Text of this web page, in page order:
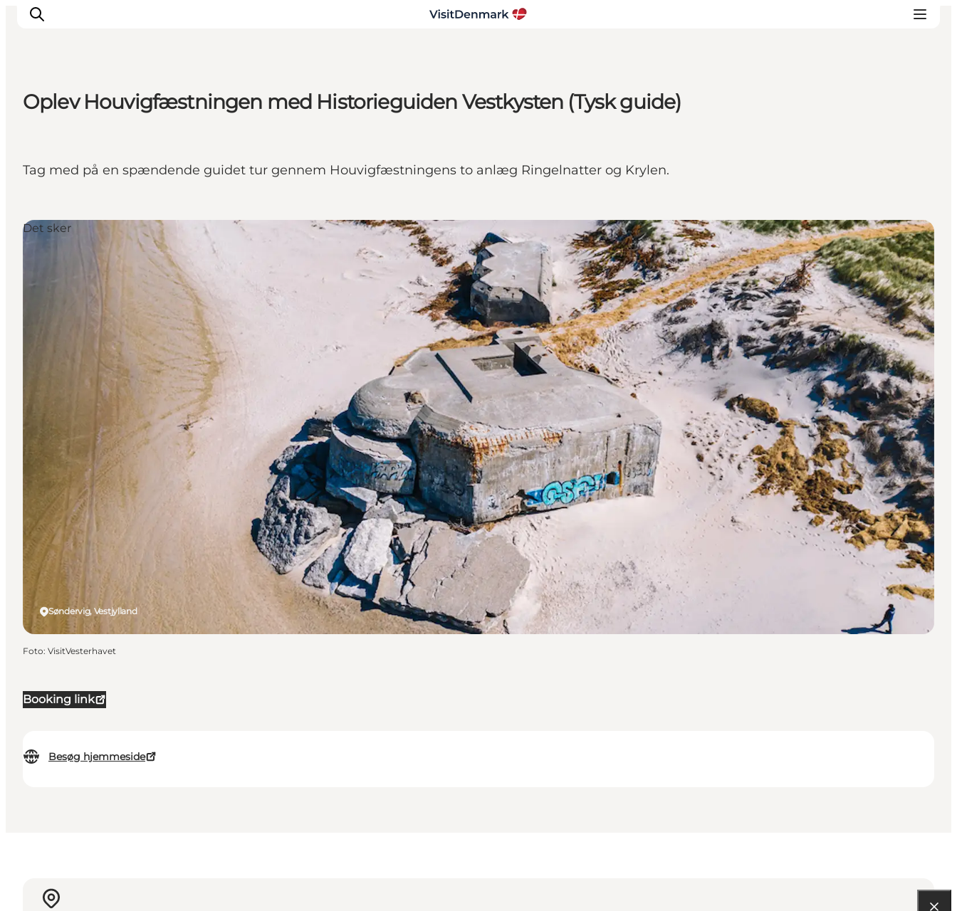
Oplevelser
Overnatning
Oplev Houvigfæstningen med Historieguiden Vestkysten (Tysk guide)
Tag med på en spændende guidet tur gennem Houvigfæstningens to anlæg Ringelnatter og Krylen.
Booking link
Besøg hjemmeside
Søndervig, Vestjylland
Det sker
Foto: VisitVesterhavet